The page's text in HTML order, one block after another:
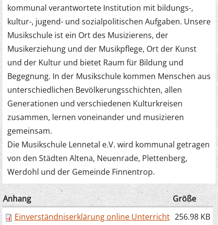
kommunal verantwortete Institution mit bildungs-,
kultur-, jugend- und sozialpolitischen Aufgaben. Unsere
Musikschule ist ein Ort des Musizierens, der
Musikerziehung und der Musikpflege, Ort der Kunst
und der Kultur und bietet Raum für Bildung und
Begegnung. In der Musikschule kommen Menschen aus
unterschiedlichen Bevölkerungsschichten, allen
Generationen und verschiedenen Kulturkreisen
zusammen, lernen voneinander und musizieren
gemeinsam.
Die Musikschule Lennetal e.V. wird kommunal getragen
von den Städten Altena, Neuenrade, Plettenberg,
Werdohl und der Gemeinde Finnentrop.
Anhang
Größe
Einverständniserklärung online Unterricht 256.98 KB